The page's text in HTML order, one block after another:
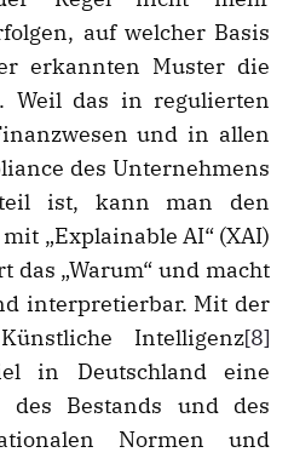
auf welcher Basis
erkannten Muster die
Weil das in regulierten
und in allen
des Unternehmens
ist, kann man den
„Explainable AI“ (XAI)
das „Warum“ und macht
interpretierbar. Mit der
Intelligenz[8]
in Deutschland eine
des Bestands und des
Normen und